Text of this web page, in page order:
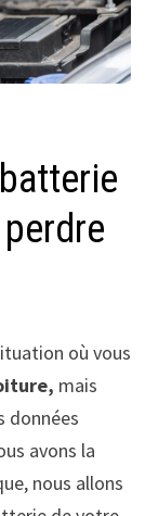
où vous
mais
données
avons la
nous allons